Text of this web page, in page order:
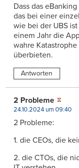
Dass das
das bei einer
wie bei der UBS
einem Jahr die
wahre
überbieten.
Antworten
2 Probleme
24.10.2024 um 09:40
2 Probleme:
1. die CEOs, die
2. die CTOs, die